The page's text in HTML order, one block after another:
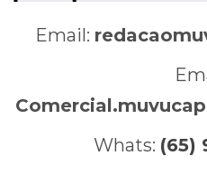
Email:
Whats: (65)